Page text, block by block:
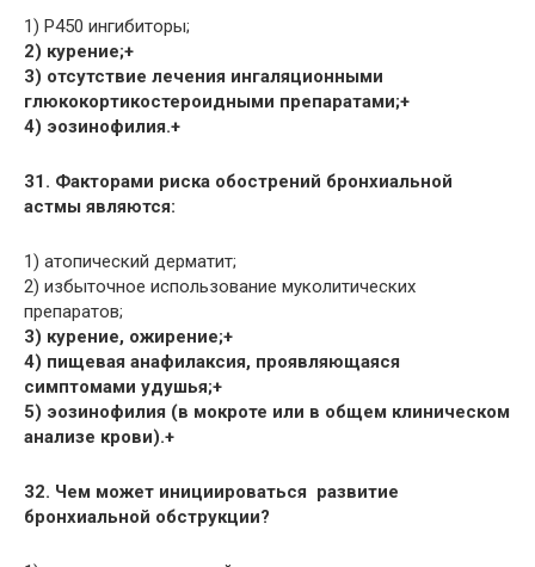
1) P450 ингибиторы;
2) курение;+
3) отсутствие лечения ингаляционными
глюкокортикостероидными препаратами;+
4) эозинофилия.+
31. Факторами риска обострений бронхиальной
астмы являются:
1) атопический дерматит;
2) избыточное использование муколитических
препаратов;
3) курение, ожирение;+
4) пищевая анафилаксия, проявляющаяся
симптомами удушья;+
5) эозинофилия (в мокроте или в общем клиническом
анализе крови).+
32. Чем может инициироваться развитие
бронхиальной обструкции?